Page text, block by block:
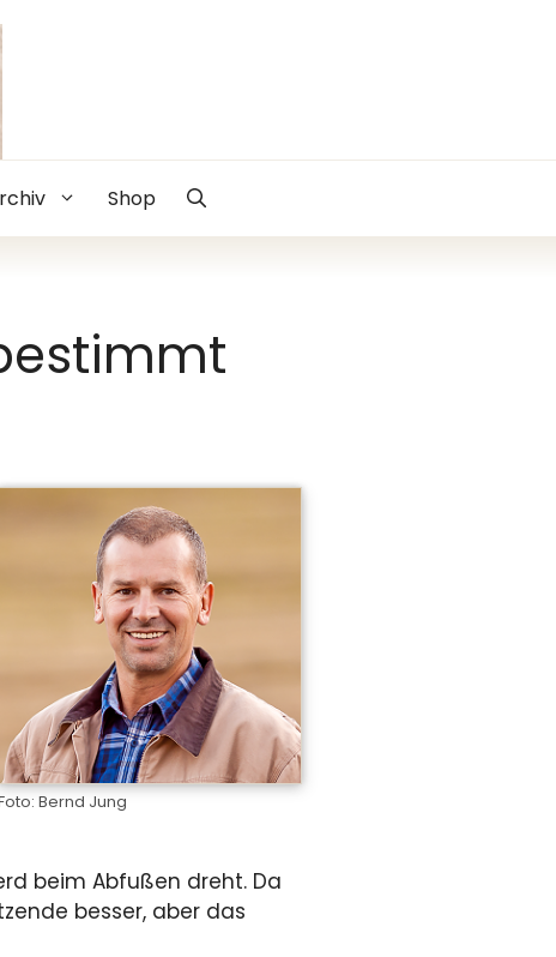
Shop
Bernd Jung
beim Abfußen dreht. Da
besser, aber das